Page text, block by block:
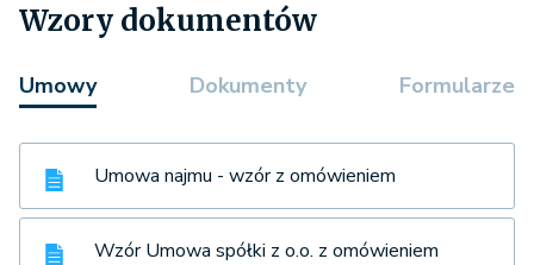
Wzory dokumentów
Umowy Dokumenty Formularze
Umowa najmu - wzór z omówieniem
Wzór Umowa spółki z o.o. z omówieniem